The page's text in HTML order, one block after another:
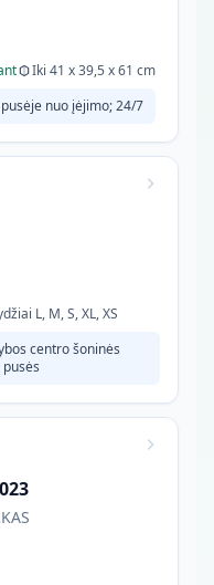
Iki 41 x 39,5 x 61 cm
nuo įėjimo; 24/7
L, M, S, XL, XS
centro šoninės